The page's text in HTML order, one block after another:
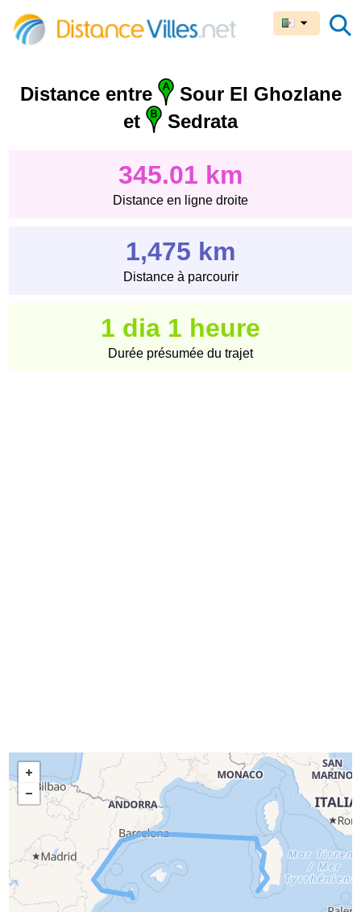
Distance entre
Sour El Ghozlane
et
Sedrata
345.01 km
Distance en ligne droite
1,475 km
Distance à parcourir
1 dia 1 heure
Durée présumée du trajet